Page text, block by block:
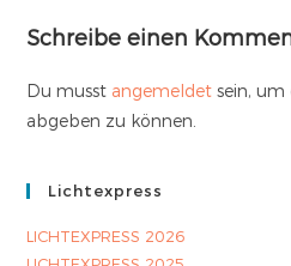
Schreibe einen
Du musst angemeldet sein,
abgeben zu können.
Lichtexpress
LICHTEXPRESS 2026